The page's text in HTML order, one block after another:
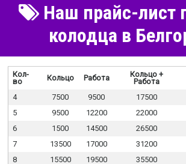
Наш прайс-лист
колодца в
Кол-
во
Кольцо Работа
Кольцо +
Работа
4
7500 9500 17500
5
9500 12200 22000
6
1500 14500 26500
7
13500 17000 31200
8
15500 19500 35500